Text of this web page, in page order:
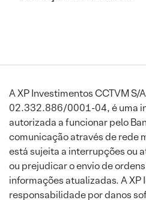
A XP Investimentos CCTVM S/
02.332.886/0001-04, é uma
autorizada a funcionar pelo
comunicação através de rede
está sujeita a interrupções ou
ou prejudicar o envio de
informações atualizadas. A
responsabilidade por danos